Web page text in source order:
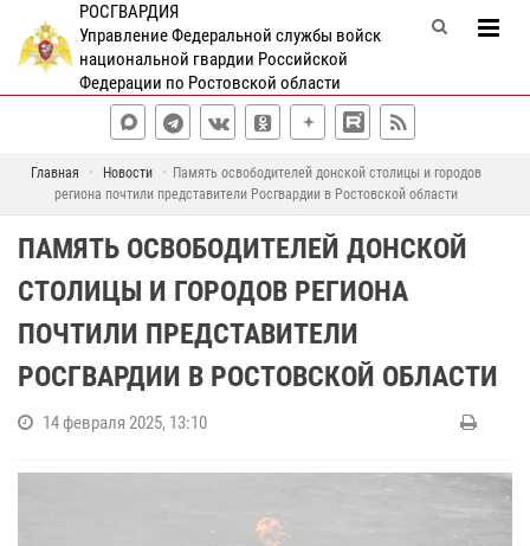
РОСГВАРДИЯ
Управление Федеральной службы войск
национальной гвардии Российской
Федерации по Ростовской области
Главная Новости
Память освободителей донской столицы и городов
региона почтили представители Росгвардии в Ростовской области
ПАМЯТЬ ОСВОБОДИТЕЛЕЙ ДОНСКОЙ
СТОЛИЦЫ И ГОРОДОВ РЕГИОНА
ПОЧТИЛИ ПРЕДСТАВИТЕЛИ
РОСГВАРДИИ В РОСТОВСКОЙ ОБЛАСТИ
14 февраля 2025, 13:10